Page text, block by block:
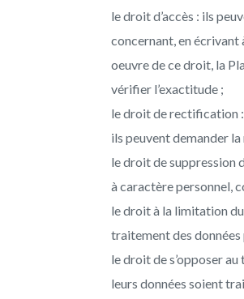
le droit d’accès : ils
concernant, en écrivant
oeuvre de ce droit, la
vérifier l’exactitude ;
le droit de rectification :
ils peuvent demander
le droit de suppression
à caractère personnel,
le droit à la limitation
traitement des
le droit de s’opposer
leurs données soient